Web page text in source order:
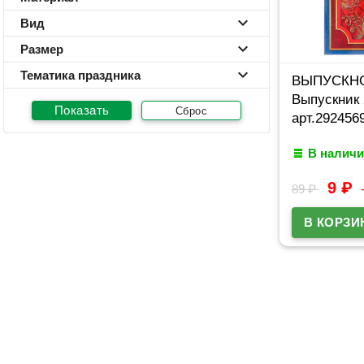
Вид
Размер
Тематика праздника
Сброс
В
89₽ 9 ₽